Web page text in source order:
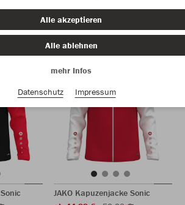
JAKO Kapuzenjacke Sonic
Alle akzeptieren
Alle ablehnen
mehr Infos
Datenschutz
Impressum